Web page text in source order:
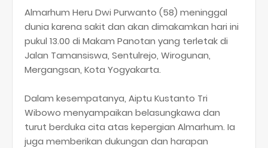
Almarhum Heru Dwi Purwanto (58) meninggal
dunia karena sakit dan akan dimakamkan hari ini
pukul 13.00 di Makam Panotan yang terletak di
Jalan Tamansiswa, Sentulrejo, Wirogunan,
Mergangsan, Kota Yogyakarta.
Dalam kesempatanya, Aiptu Kustanto Tri
Wibowo menyampaikan belasungkawa dan
turut berduka cita atas kepergian Almarhum. Ia
juga memberikan dukungan dan harapan